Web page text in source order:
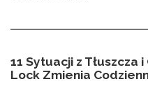
11 Sytuacji z Tłuszcza
Lock Zmienia